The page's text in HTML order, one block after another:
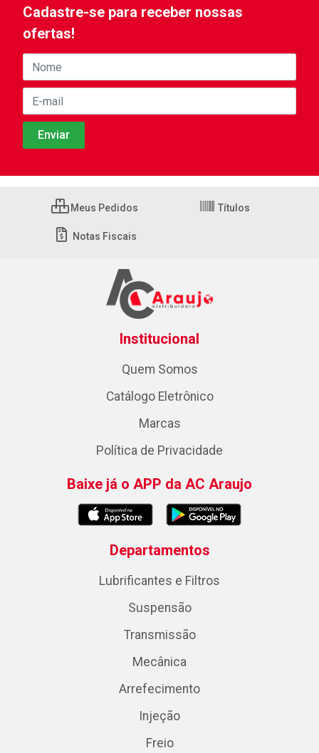
Cadastre-se para receber nossas
ofertas!
Meus Pedidos Títulos
Notas Fiscais
Institucional
Quem Somos
Catálogo Eletrônico
Marcas
Política de Privacidade
Baixe já o APP da AC Araujo
Departamentos
Lubrificantes e Filtros
Suspensão
Transmissão
Mecânica
Arrefecimento
Injeção
Freio